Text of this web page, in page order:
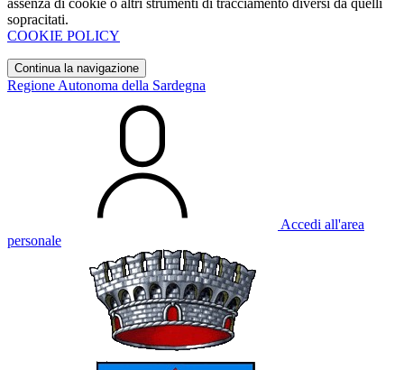
assenza di cookie o altri strumenti di tracciamento diversi da quelli
sopracitati.
COOKIE POLICY
Continua la navigazione
Regione Autonoma della Sardegna
Accedi all'area
personale